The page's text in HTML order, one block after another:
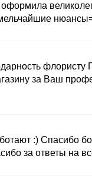
оформила
флористу
за Ваш
:) Спасибо
за ответы на